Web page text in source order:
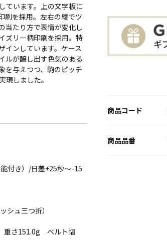
ています。上の文字板に
刷を採用。左右の綾でツ
当たり方で表情が変化し
ズリー柄印刷を採用。特
インしています。ケース
ルが醸し出す色気のある
を与えつつ、駒のピッチ
しました。
付き）/日差+25秒～-15
シュ三つ折）
さ151.0g ベルト幅
商品コード